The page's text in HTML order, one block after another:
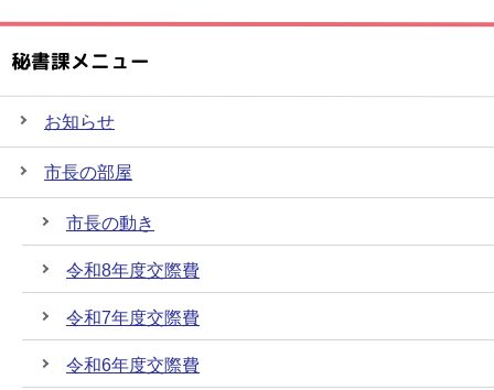
秘書課メニュー
お知らせ
市長の部屋
市長の動き
令和8年度交際費
令和7年度交際費
令和6年度交際費